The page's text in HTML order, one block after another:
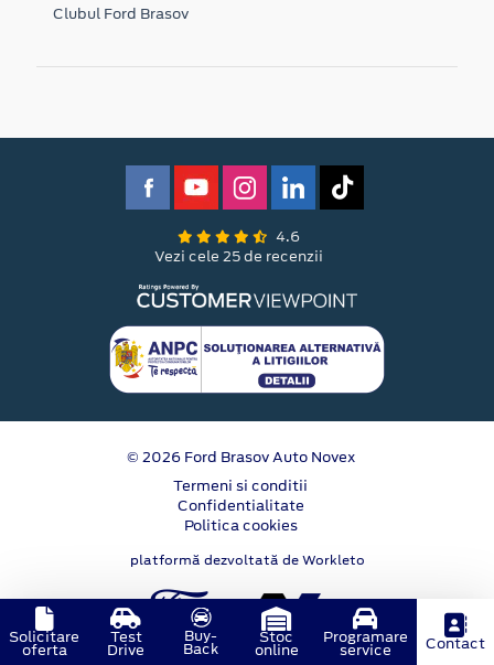
Clubul Ford Brasov
4.6
Vezi cele 25 de recenzii
© 2026 Ford Brasov Auto Novex
Termeni si conditii
Confidentialitate
Politica cookies
platformă dezvoltată de Workleto
Solicitare
oferta
Test
Drive
Buy-
Back
Stoc
online
Programare
service Contact